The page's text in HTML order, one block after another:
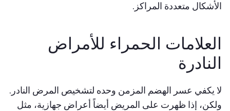
الأشكال متعددة المراكز.
العلامات الحمراء للأمراض
النادرة
لا يكفي عسر الهضم المزمن وحده لتشخيص المرض النادر.
ولكن، إذا ظهرت على المريض أيضاً أعراض جهازية، مثل